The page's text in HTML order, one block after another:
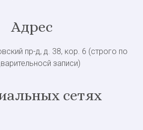
Адрес
пр-д, д. 38, кор. 6 (строго по
записи)
сетях